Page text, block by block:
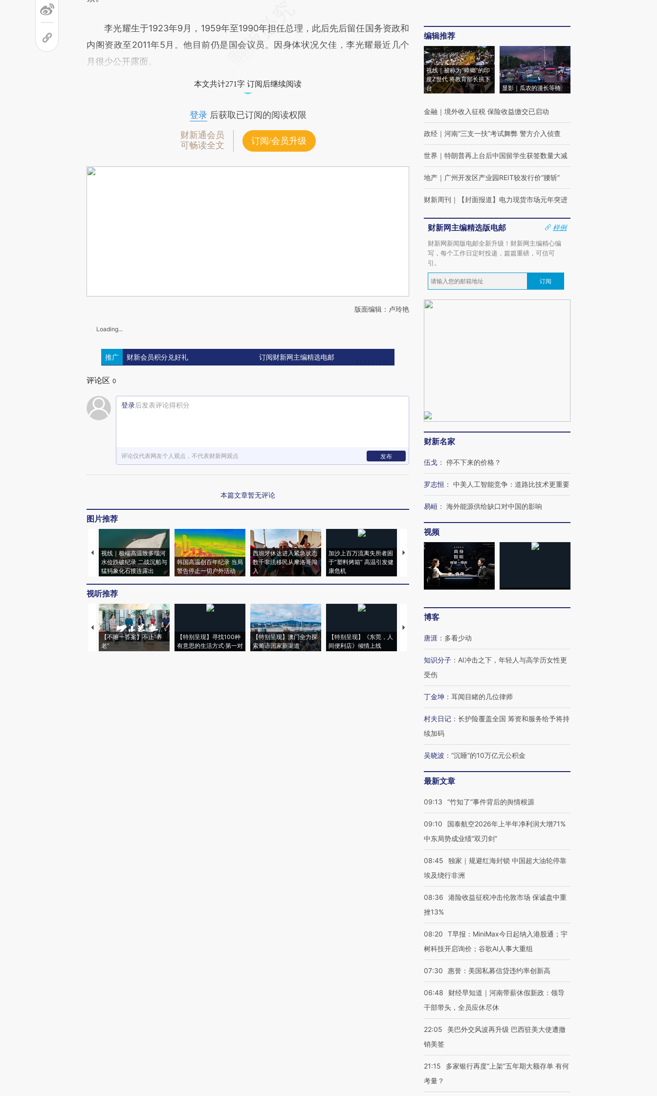
李光耀生于1923年9月，1959年至1990年担任总理，此后先后留任国务资政和
内阁资政至2011年5月。他目前仍是国会议员。因身体状况欠佳，李光耀最近几个
月很少公开露面。
本文共计271字 订阅后继续阅读
登录后获取已订阅的阅读权限
财新通会员
可畅读全文
订阅/会员升级
版面编辑：卢玲艳
Loading...
推广 财新会员积分兑好礼 订阅财新网主编精选电邮
评论区 0
登录后发表评论得积分
评论仅代表网友个人观点，不代表财新网观点 发布
本篇文章暂无评论
图片推荐
视线｜极端高温致多瑙河
水位跌破纪录 二战沉船与
猛犸象化石接连露出
韩国高温创百年纪录 当局
警告停止一切户外活动
西班牙休达进入紧急状态
数千非法移民从摩洛哥闯
入
加沙上百万流离失所者困
于“塑料烤箱” 高温引发健
康危机
马航飞行员跨国走私7万
粒摇头丸 尿检体内含3种
泽连斯基密集出访美英 索
要防空导弹“救急”
视听推荐
【不唯一答案】不止“养
老”
【特别呈现】寻找100种
有意思的生活方式·第一对
【特别呈现】澳门全力探
索葡语国家新渠道
【特别呈现】《东莞，人
间便利店》倾情上线
【推广】走进第四届链博
会，让数智科技“链”接产
编辑推荐
视线｜被称为“蟑螂”的印
度Z世代 将教育部长拱下
台
显影｜瓜农的漫长等待
金融 ｜ 境外收入征税 保险收益缴交已启动
政经 ｜ 河南“三支一扶”考试舞弊 警方介入侦查
世界 ｜ 特朗普再上台后中国留学生获签数量大减
地产 ｜ 广州开发区产业园REIT较发行价“腰斩”
财新周刊 ｜ 【封面报道】电力现货市场元年突进
财新网主编精选版电邮
样例
财新网新闻版电邮全新升级！财新网主编精心编
写，每个工作日定时投递，篇篇重磅，可信可
引。
订阅
财新名家
伍戈 ： 停不下来的价格？
罗志恒 ： 中美人工智能竞争：道路比技术更重要
易峘 ： 海外能源供给缺口对中国的影响
视频
博客
唐涯 ： 多看少动
知识分子 ： AI冲击之下，年轻人与高学历女性更
受伤
丁金坤 ： 耳闻目睹的几位律师
村夫日记 ： 长护险覆盖全国 筹资和服务给予将持
续加码
吴晓波 ： “沉睡”的10万亿元公积金
最新文章
09:13 “竹知了”事件背后的舆情根源
09:10
国泰航空2026年上半年净利润大增71%
中东局势成业绩“双刃剑”
08:45
独家｜规避红海封锁 中国超大油轮停靠
埃及绕行非洲
08:36
港险收益征税冲击伦敦市场 保诚盘中重
挫13%
08:20
T早报：MiniMax今日起纳入港股通；宇
树科技开启询价；谷歌AI人事大重组
07:30 惠誉：美国私募信贷违约率创新高
06:48
财经早知道｜河南带薪休假新政：领导
干部带头，全员应休尽休
22:05
美巴外交风波再升级 巴西驻美大使遭撤
销美签
21:15
多家银行再度“上架”五年期大额存单 有何
考量？